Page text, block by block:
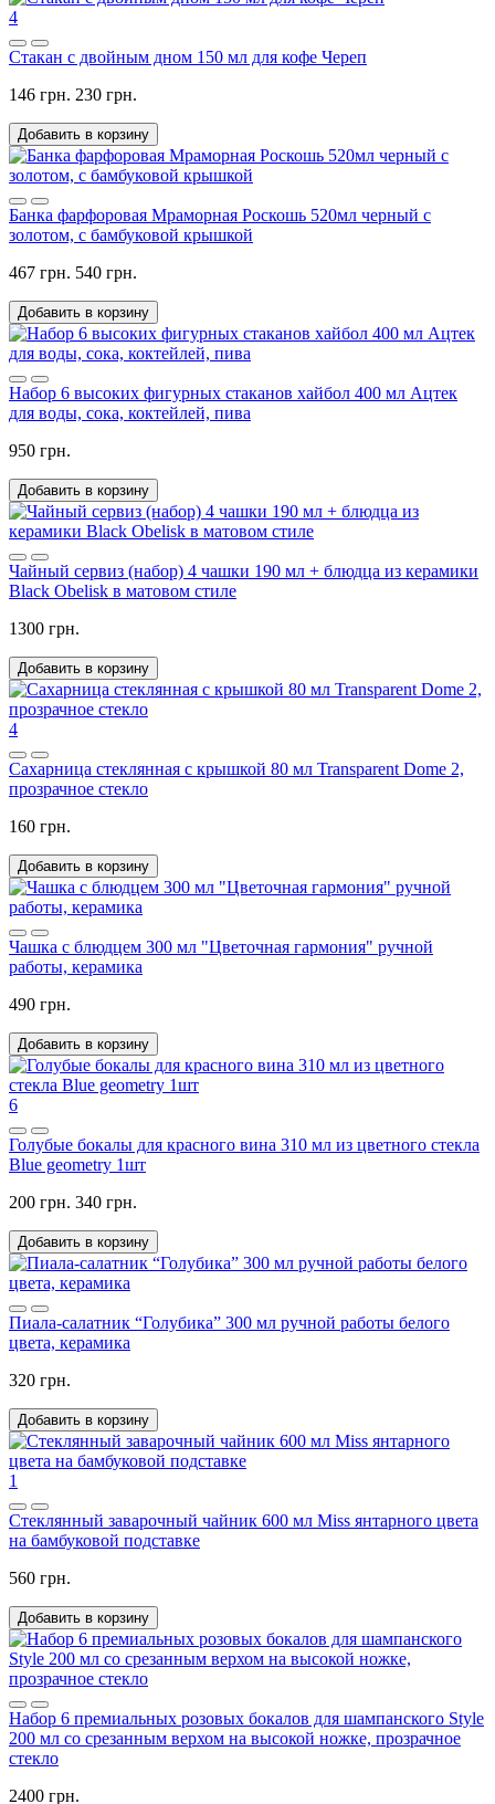
4
Стакан с двойным дном 150 мл для кофе Череп
146 грн. 230 грн.
Добавить в корзину
Банка фарфоровая Мраморная Роскошь 520мл черный с
золотом, с бамбуковой крышкой
467 грн. 540 грн.
Добавить в корзину
Набор 6 высоких фигурных стаканов хайбол 400 мл Ацтек
для воды, сока, коктейлей, пива
950 грн.
Добавить в корзину
Чайный сервиз (набор) 4 чашки 190 мл + блюдца из керамики
Black Obelisk в матовом стиле
1300 грн.
Добавить в корзину
4
Сахарница стеклянная с крышкой 80 мл Transparent Dome 2,
прозрачное стекло
160 грн.
Добавить в корзину
Чашка с блюдцем 300 мл "Цветочная гармония" ручной
работы, керамика
490 грн.
Добавить в корзину
6
Голубые бокалы для красного вина 310 мл из цветного стекла
Blue geometry 1шт
200 грн. 340 грн.
Добавить в корзину
Пиала-салатник “Голубика” 300 мл ручной работы белого
цвета, керамика
320 грн.
Добавить в корзину
1
Стеклянный заварочный чайник 600 мл Miss янтарного цвета
на бамбуковой подставке
560 грн.
Добавить в корзину
Набор 6 премиальных розовых бокалов для шампанского Style
200 мл со срезанным верхом на высокой ножке, прозрачное
стекло
2400 грн.